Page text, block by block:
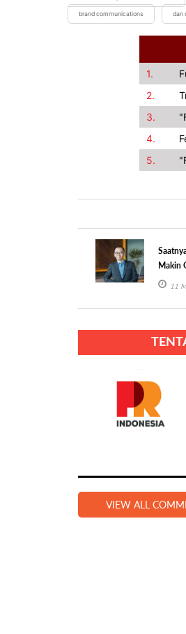
brand communications dan
1.
2.
3.
4.
5.
Makin
11
VIEW ALL